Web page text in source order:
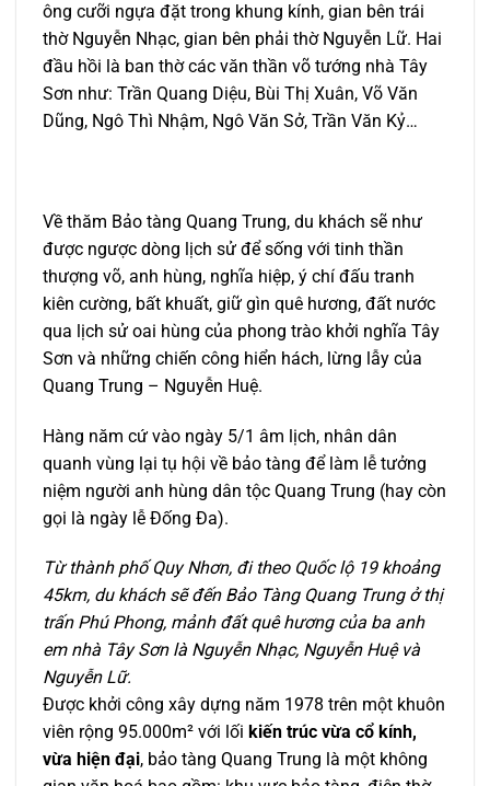
ông cưỡi ngựa đặt trong khung kính, gian bên trái
thờ Nguyễn Nhạc, gian bên phải thờ Nguyễn Lữ. Hai
đầu hồi là ban thờ các văn thần võ tướng nhà Tây
Sơn như: Trần Quang Diệu, Bùi Thị Xuân, Võ Văn
Dũng, Ngô Thì Nhậm, Ngô Văn Sở, Trần Văn Kỷ…
Về thăm Bảo tàng Quang Trung, du khách sẽ như
được ngược dòng lịch sử để sống với tinh thần
thượng võ, anh hùng, nghĩa hiệp, ý chí đấu tranh
kiên cường, bất khuất, giữ gìn quê hương, đất nước
qua lịch sử oai hùng của phong trào khởi nghĩa Tây
Sơn và những chiến công hiển hách, lừng lẫy của
Quang Trung – Nguyễn Huệ.
Hàng năm cứ vào ngày 5/1 âm lịch, nhân dân
quanh vùng lại tụ hội về bảo tàng để làm lễ tưởng
niệm người anh hùng dân tộc Quang Trung (hay còn
gọi là ngày lễ Đống Đa).
Từ thành phố Quy Nhơn, đi theo Quốc lộ 19 khoảng
45km, du khách sẽ đến Bảo Tàng Quang Trung ở thị
trấn Phú Phong, mảnh đất quê hương của ba anh
em nhà Tây Sơn là Nguyễn Nhạc, Nguyễn Huệ và
Nguyễn Lữ.
Được khởi công xây dựng năm 1978 trên một khuôn
viên rộng 95.000m² với lối kiến trúc vừa cổ kính,
vừa hiện đại, bảo tàng Quang Trung là một không